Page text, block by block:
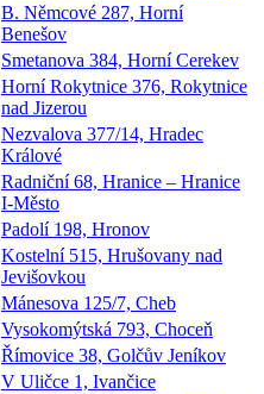
B. Němcové 287, Horní
Benešov
Smetanova 384, Horní Cerekev
Horní Rokytnice 376, Rokytnice
nad Jizerou
Nezvalova 377/14, Hradec
Králové
Radniční 68, Hranice – Hranice
I-Město
Padolí 198, Hronov
Kostelní 515, Hrušovany nad
Jevišovkou
Mánesova 125/7, Cheb
Vysokomýtská 793, Choceň
Římovice 38, Golčův Jeníkov
V Uličce 1, Ivančice